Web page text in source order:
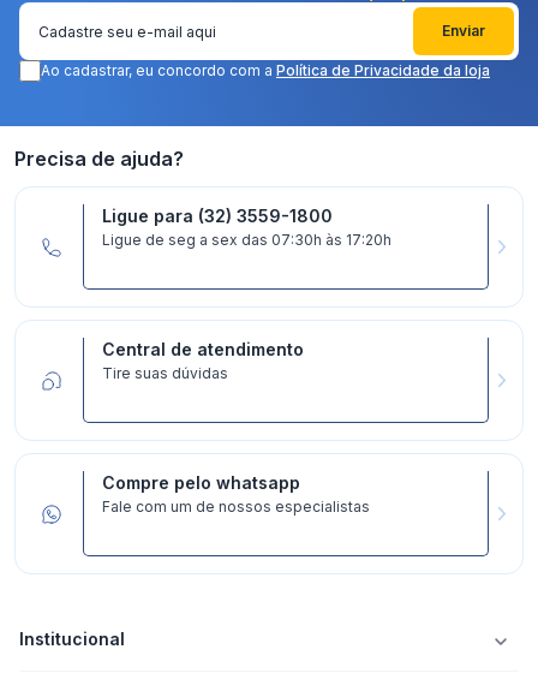
Enviar
Ao cadastrar, eu concordo com a Política de Privacidade da loja
Precisa de ajuda?
Ligue para (32) 3559-1800
Ligue de seg a sex das 07:30h às 17:20h
Central de atendimento
Tire suas dúvidas
Compre pelo whatsapp
Fale com um de nossos especialistas
Institucional